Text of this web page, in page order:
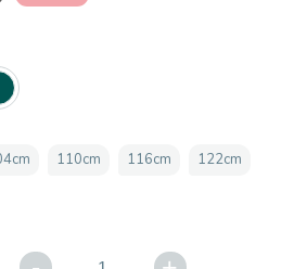
110cm 116cm
122cm